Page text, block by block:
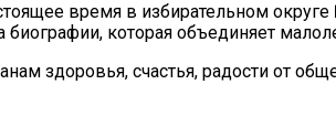
время в избирательном
биографии, которая объединяет
здоровья, счастья, радости от